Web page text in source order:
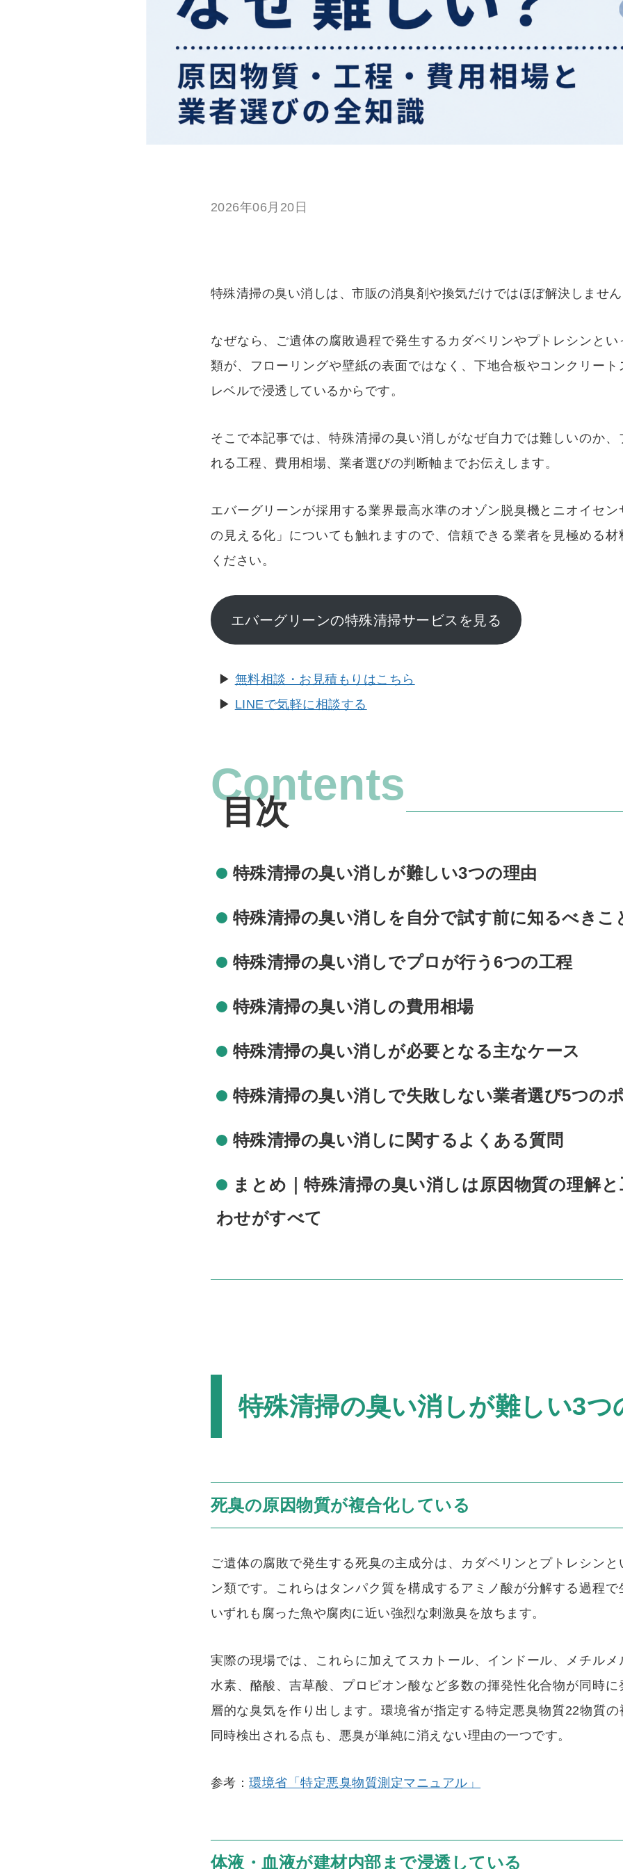
2026年06月20日
特殊清掃の臭い消しは、市販の消臭剤や換気だけではほぼ解決しませ
なぜなら、ご遺体の腐敗過程で発生するカダベリンやプトレシンと
類が、フローリングや壁紙の表面ではなく、下地合板やコンクリー
レベルで浸透しているからです。
そこで本記事では、特殊清掃の臭い消しがなぜ自力では難しいのか
れる工程、費用相場、業者選びの判断軸までお伝えします。
エバーグリーンが採用する業界最高水準のオゾン脱臭機とニオイセ
の見える化」についても触れますので、信頼できる業者を見極める
ください。
エバーグリーンの特殊清掃サービスを見る
▶︎ 無料相談・お見積もりはこちら
▶︎ LINEで気軽に相談する
Contents
特殊清掃の臭い消しが難しい3つの理由
特殊清掃の臭い消しを自分で試す前に知るべきこ
特殊清掃の臭い消しでプロが行う6つの工程
特殊清掃の臭い消しの費用相場
特殊清掃の臭い消しが必要となる主なケース
特殊清掃の臭い消しで失敗しない業者選び5つの
特殊清掃の臭い消しに関するよくある質問
まとめ｜特殊清掃の臭い消しは原因物質の理解
わせがすべて
特殊清掃の臭い消しが難しい3つ
死臭の原因物質が複合化している
ご遺体の腐敗で発生する死臭の主成分は、カダベリンとプトレシン
ン類です。これらはタンパク質を構成するアミノ酸が分解する過程
いずれも腐った魚や腐肉に近い強烈な刺激臭を放ちます。
実際の現場では、これらに加えてスカトール、インドール、メチル
水素、酪酸、吉草酸、プロピオン酸など多数の揮発性化合物が同時
層的な臭気を作り出します。環境省が指定する特定悪臭物質22物質
同時検出される点も、悪臭が単純に消えない理由の一つです。
参考：環境省「特定悪臭物質測定マニュアル」
体液・血液が建材内部まで浸透している